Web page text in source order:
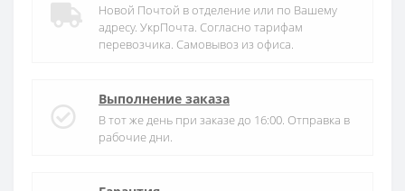
Новой Почтой в отделение или по Вашему
адресу. УкрПочта. Согласно тарифам
перевозчика. Самовывоз из офиса.
Выполнение заказа
В тот же день при заказе до 16:00. Отправка в
рабочие дни.